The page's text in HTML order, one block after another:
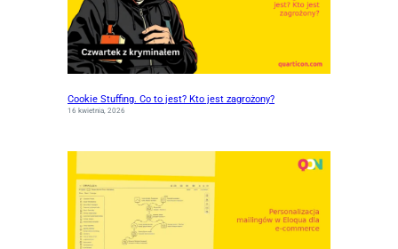
Cookie Stuffing. Co to jest? Kto jest zagrożony?
16 kwietnia, 2026